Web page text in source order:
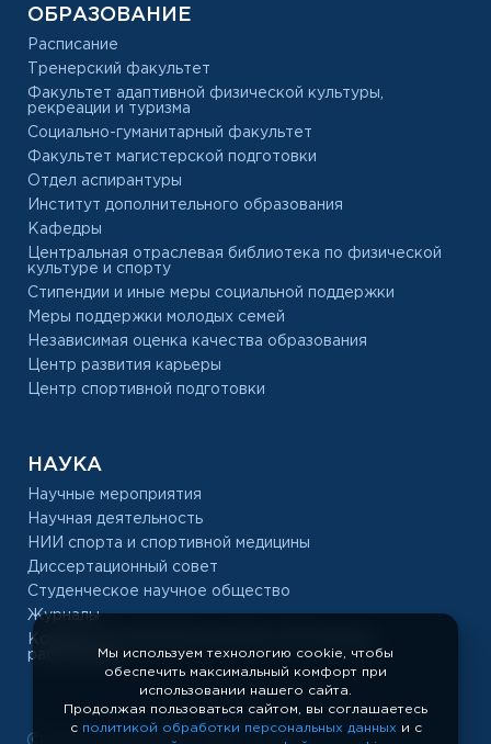
ОБРАЗОВАНИЕ
Расписание
Тренерский факультет
Факультет адаптивной физической культуры,
рекреации и туризма
Социально-гуманитарный факультет
Факультет магистерской подготовки
Отдел аспирантуры
Институт дополнительного образования
Кафедры
Центральная отраслевая библиотека по физической
культуре и спорту
Стипендии и иные меры социальной поддержки
Меры поддержки молодых семей
Независимая оценка качества образования
Центр развития карьеры
Центр спортивной подготовки
НАУКА
Научные мероприятия
Научная деятельность
НИИ спорта и спортивной медицины
Диссертационный совет
Студенческое научное общество
Журналы
Конкурс на замещение должностей научных
работников
РУС «ГЦОЛИФК», 1918 — 2026
Мы используем технологию cookie, чтобы
обеспечить максимальный комфорт при
использовании нашего сайта.
Продолжая пользоваться сайтом, вы соглашаетесь
с политикой обработки персональных данных и с